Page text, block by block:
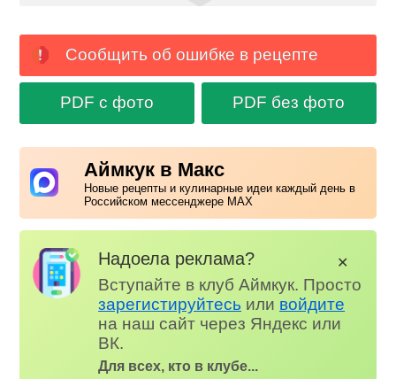
Сообщить об ошибке в рецепте
PDF с фото PDF без фото
Аймкук в Макс
Новые рецепты и кулинарные идеи каждый день в
Российском мессенджере MAX
Надоела реклама?
Вступайте в клуб Аймкук. Просто
зарегистируйтесь или войдите
на наш сайт через Яндекс или
ВК.
Для всех, кто в клубе...
✕